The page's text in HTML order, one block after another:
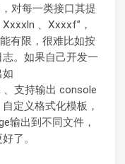
对每一类接口其提
、Xxxxf”，
有限，很难比如按
。如果自己开发一
如
、支持输出 console
定义格式化模板，
输出到不同文件，
了。